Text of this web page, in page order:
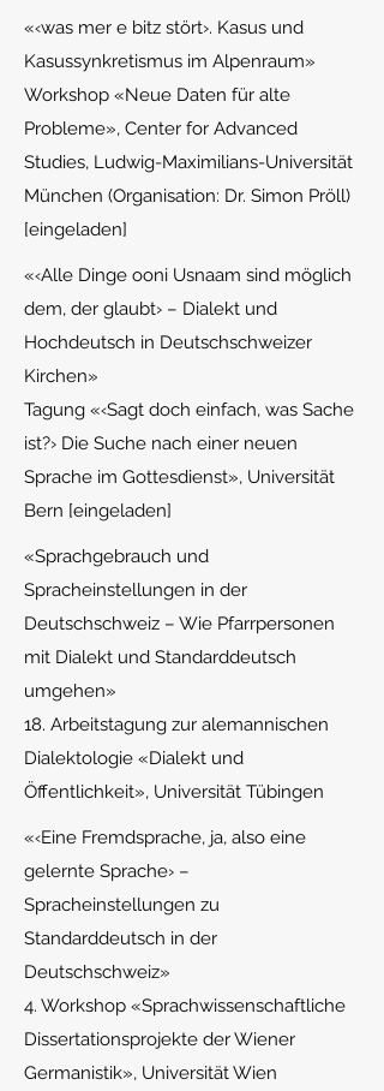
«‹was mer e bitz stört›. Kasus und
Kasussynkretismus im Alpenraum»
Workshop «Neue Daten für alte
Probleme», Center for Advanced
Studies, Ludwig-Maximilians-Universität
München (Organisation: Dr. Simon Pröll)
[eingeladen]
«‹Alle Dinge ooni Usnaam sind möglich
dem, der glaubt› – Dialekt und
Hochdeutsch in Deutschschweizer
Kirchen»
Tagung «‹Sagt doch einfach, was Sache
ist?› Die Suche nach einer neuen
Sprache im Gottesdienst», Universität
Bern [eingeladen]
«Sprachgebrauch und
Spracheinstellungen in der
Deutschschweiz – Wie Pfarrpersonen
mit Dialekt und Standarddeutsch
umgehen»
18. Arbeitstagung zur alemannischen
Dialektologie «Dialekt und
Öffentlichkeit», Universität Tübingen
«‹Eine Fremdsprache, ja, also eine
gelernte Sprache› –
Spracheinstellungen zu
Standarddeutsch in der
Deutschschweiz»
4. Workshop «Sprachwissenschaftliche
Dissertationsprojekte der Wiener
Germanistik», Universität Wien